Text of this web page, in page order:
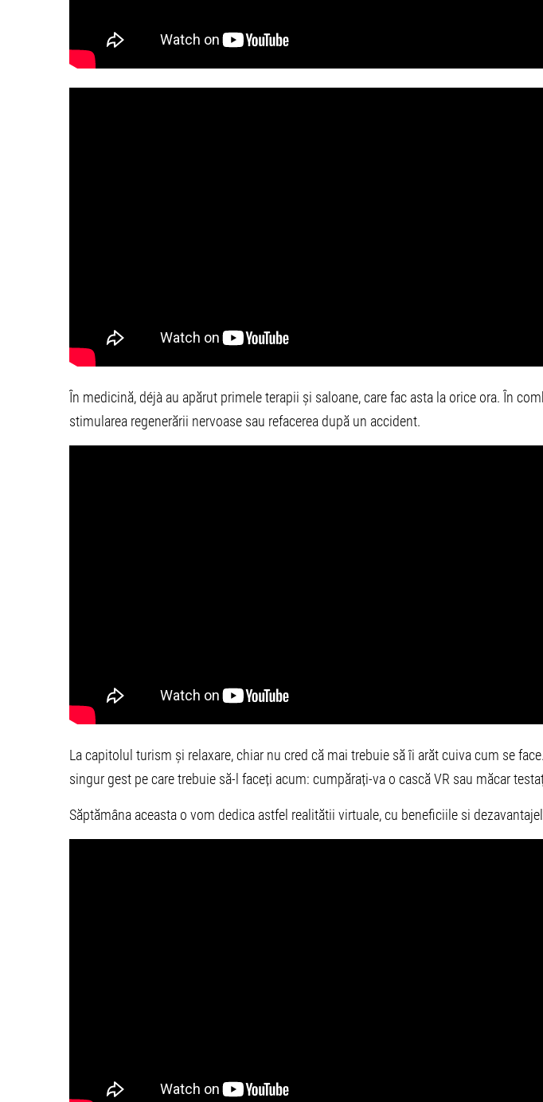
În medicină, déjà au apărut primele terapii și saloane, care fac asta la orice ora. În
stimularea regenerării nervoase sau refacerea după un accident.
La capitolul turism și relaxare, chiar nu cred că mai trebuie să îi arăt cuiva cum se
singur gest pe care trebuie să-l faceți acum: cumpărați-va o cască VR sau măcar
Săptămâna aceasta o vom dedica astfel realitătii virtuale, cu beneficiile si